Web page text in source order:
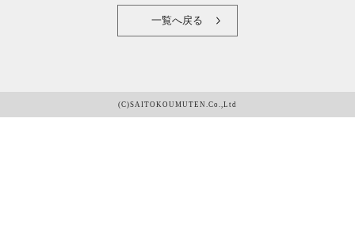
一覧へ戻る
(C)SAITOKOUMUTEN.Co.,Ltd